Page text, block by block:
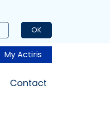
OK
My Actiris
Contact